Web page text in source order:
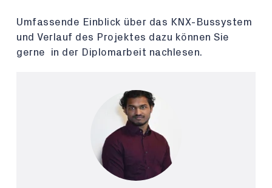
Umfassende Einblick über das KNX-Bussystem
und Verlauf des Projektes dazu können Sie
gerne in der Diplomarbeit nachlesen.